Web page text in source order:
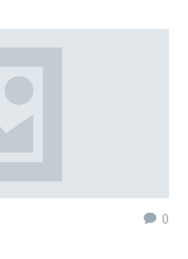
0